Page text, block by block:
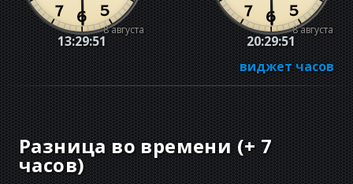
13:29:52
8 августа
20:29:52
8 августа
виджет часов
Разница во времени (+7
часов)